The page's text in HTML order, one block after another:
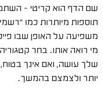
שם הדף הוא קריטי –
תוספות מיותרות כמו
משפיעה על האופן שבו
מי רואה אותו. בחר
שלך עושה, ואם אינך
יותר ולצמצם בהמשך.